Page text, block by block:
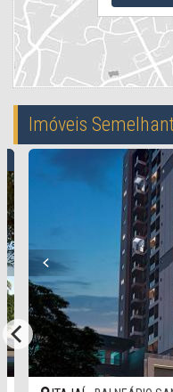
Imóveis